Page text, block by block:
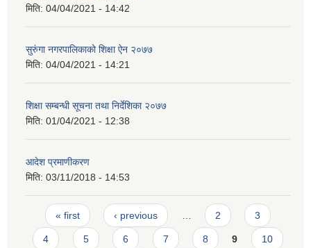
मिति: 04/04/2021 - 14:42
सुरुंगा नगरपालिकाको शिक्षा ऐन २०७७
मिति: 04/04/2021 - 14:21
शिक्षा सम्बन्धी सूचना तथा निर्देशिका २०७७
मिति: 01/04/2021 - 12:38
आदेश प्रमाणीकरण
मिति: 03/11/2018 - 14:53
Pages
« first ‹ previous 2 3
4 5 6 7 8 9 10